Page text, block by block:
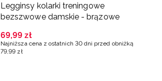
Legginsy kolarki treningowe
bezszwowe damskie - brązowe
69,99 zł
Najniższa cena z ostatnich 30 dni przed obniżką
79,99 zł